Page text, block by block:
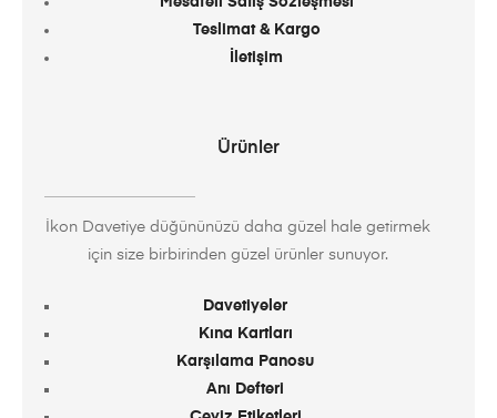
Teslimat & Kargo
İletişim
Ürünler
İkon Davetiye düğününüzü daha güzel hale getirmek
için size birbirinden güzel ürünler sunuyor.
Davetiyeler
Kına Kartları
Karşılama Panosu
Anı Defteri